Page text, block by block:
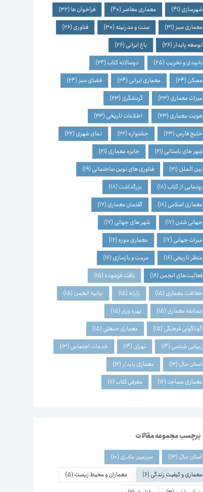
شهرسازی (41) معماری معاصر (40) فراخوان ها(32)
معماری سبز (31) سنت و مدرنیته (30) فناوری (26)
توسعه پایدار (26) باغ ایرانی (26)
نابودی و تخریب (25) دوسالانه کتاب (24)
مسکن (24) معماری ایرانی (24) فضای سبز (24)
میراث معماری (23) گردشگری (23)
هویت معماری (23) اطلاعات تاریخی (23)
خلیج فارس (23) جشنواره (22) نمای شهری (22)
شهر های باستانی (21) جایزه معماری (21)
بین الملل (21) فناوری های نوین ساختمانی (19)
رونمایی از کتاب (18) بزرگداشت (18)
معماری اسلامی (18) گفتمان معماری (17)
جهانی شدن (17) شهر های جهانی (17)
میراث جهانی (17) معماری موزه (16)
منظر تاریخی (16) مرمت و بازسازی (16)
فعالیت‌های انجمن (16) بافت فرسوده (15)
حفاظت معماری (15) زلزله (15) بیانیه انجمن (15)
مسابقه معماری (15) بهره وری (15)
گوناگونی فرهنگی (15) معماری صنعتی (15)
زیبایی شناسی (14) تهران (14) خدمات اجتماعی (13)
استان سال (12) معماری پایدار (12)
معماری مساجد(12) معرفی کتاب (11)
برچسب مجموعه مقالات
استان سال (13) سرزمین مادری (10)
معماری و کیفیت زندگی (6) معماران و محیط زیست (5)